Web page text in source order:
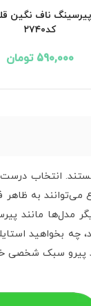
پیرسینگ ناف نگین
کد۲۷۴۰
590,000 تومان
انتخاب
به
مدل‌ها مانند
بخواهید
پیرو سبک